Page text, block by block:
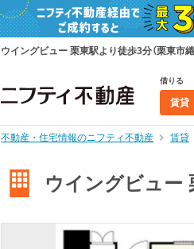
ウイングビュー 栗東駅より徒歩3分（栗東市
借りる
賃貸
不動産・住宅情報のニフティ不動産 賃貸
ウイングビュー